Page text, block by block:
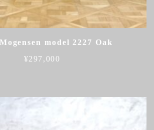
model 2227 Oak
¥297,000